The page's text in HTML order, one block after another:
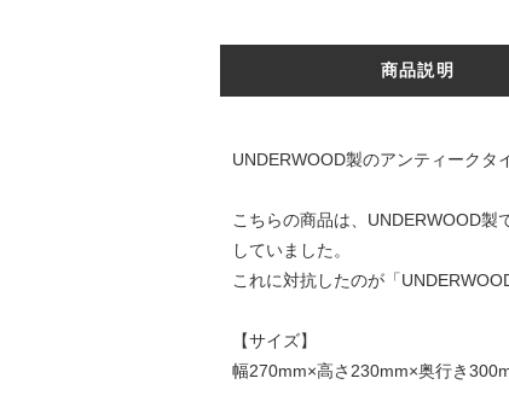
商品説明
UNDERWOOD製のアンティークタ
こちらの商品は、UNDERWOOD
していました。
これに対抗したのが「
【サイズ】
幅270mm×高さ230mm×奥行き